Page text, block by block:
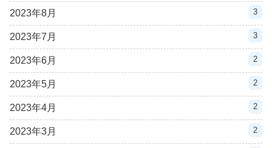
2023年8月 3
2023年7月 3
2023年6月 2
2023年5月 2
2023年4月 2
2023年3月 2